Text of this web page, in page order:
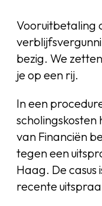
Vooruitbetaling
bezig. We
je op een rij.
In een
van Financiën
tegen een
Haag. De
recente